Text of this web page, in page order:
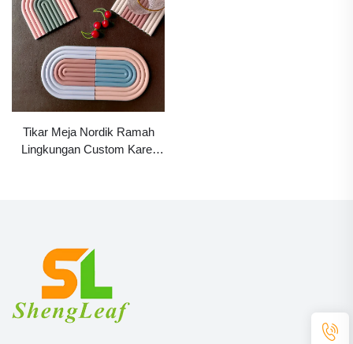
Tikar Meja Nordik Ramah
Lingkungan Custom Karet